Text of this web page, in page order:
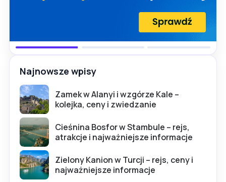
Najnowsze wpisy
Zamek w Alanyi i wzgórze Kale –
kolejka, ceny i zwiedzanie
Cieśnina Bosfor w Stambule – rejs,
atrakcje i najważniejsze informacje
Zielony Kanion w Turcji – rejs, ceny i
najważniejsze informacje